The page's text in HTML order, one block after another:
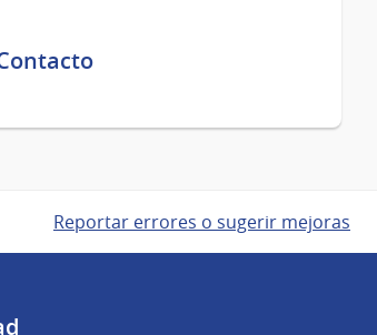
Reportar errores o sugerir mejoras